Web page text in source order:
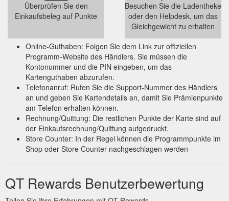
Überprüfen Sie den
Einkaufsbeleg auf Punkte
Besuchen Sie die Ladentheke
oder den Helpdesk, um das
Gleichgewicht zu erhalten
Online-Guthaben: Folgen Sie dem Link zur offiziellen
Programm-Website des Händlers. Sie müssen die
Kontonummer und die PIN eingeben, um das
Kartenguthaben abzurufen.
Telefonanruf: Rufen Sie die Support-Nummer des Händlers
an und geben Sie Kartendetails an, damit Sie Prämienpunkte
am Telefon erhalten können.
Rechnung/Quittung: Die restlichen Punkte der Karte sind auf
der Einkaufsrechnung/Quittung aufgedruckt.
Store Counter: In der Regel können die Programmpunkte im
Shop oder Store Counter nachgeschlagen werden
QT Rewards Benutzerbewertung